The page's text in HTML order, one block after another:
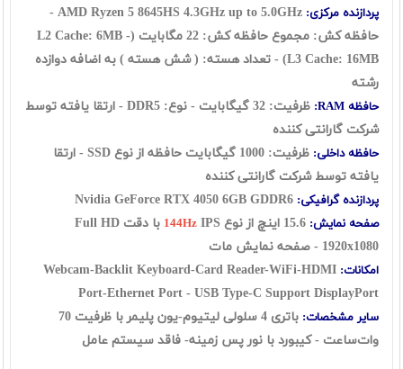
پردازنده مرکزی:
حافظه کش: مجموع حافظه کش: 22 مگابایت (L2 Cache: 6MB -
L3 Cache: 16MB) - تعداد هسته: ( شش هسته ) به اضافه دوازده
رشته
حافظه RAM:
ظرفیت: 32 گیگابایت - نوع: DDR5 - ارتقا یافته توسط
شرکت گارانتی کننده
حافظه داخلی:
ظرفیت: 1000 گیگابایت حافظه از نوع SSD - ارتقا
یافته توسط شرکت گارانتی کننده
پردازنده گرافیکی:
صفحه نمایش: 144Hz
IPS با دقت Full HD
1920x1080 - صفحه نمایش مات
امکانات: Webcam-Backlit Keyboard-Card Reader-WiFi-HDMI
Port-Ethernet Port - USB Type-C Support DisplayPort
سایر مشخصات:
باتری 4 سلولی لیتیوم-یون پلیمر با ظرفیت 70
وات‌ساعت - کیبورد با نور پس زمینه- فاقد سیستم عامل